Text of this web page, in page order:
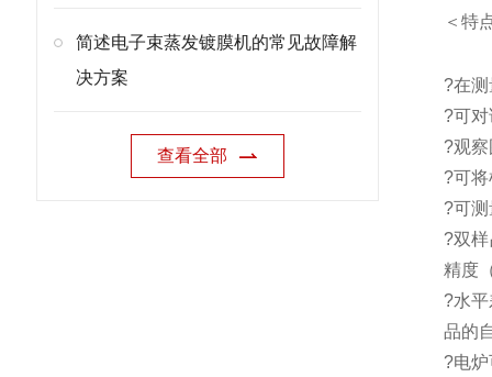
简述电子束蒸发镀膜机的常见故障解
决方案
查看全部
＜特
?在
?可
?观
?可
?可
?双
精度
?水
品的
?电